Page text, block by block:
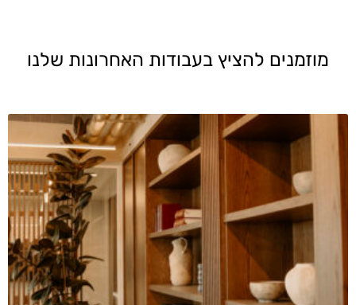
מוזמנים להציץ בעבודות האחרונות שלנו